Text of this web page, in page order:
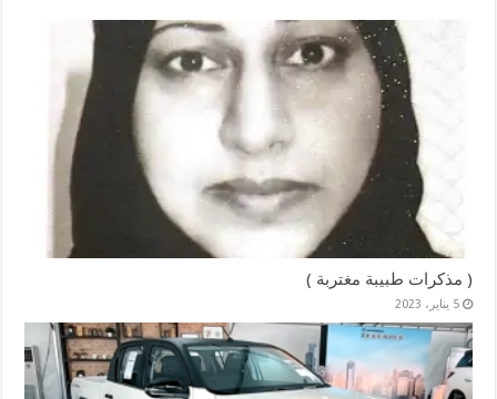
( مذكرات طبيبة مغتربة )
5 يناير، 2023